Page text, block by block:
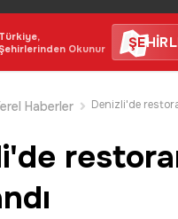
Türkiye,
Okunur
ŞE
Haberler